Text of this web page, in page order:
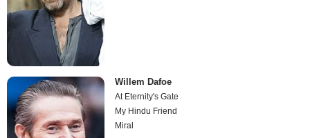
Willem Dafoe
At Eternity's Gate
My Hindu Friend
Miral